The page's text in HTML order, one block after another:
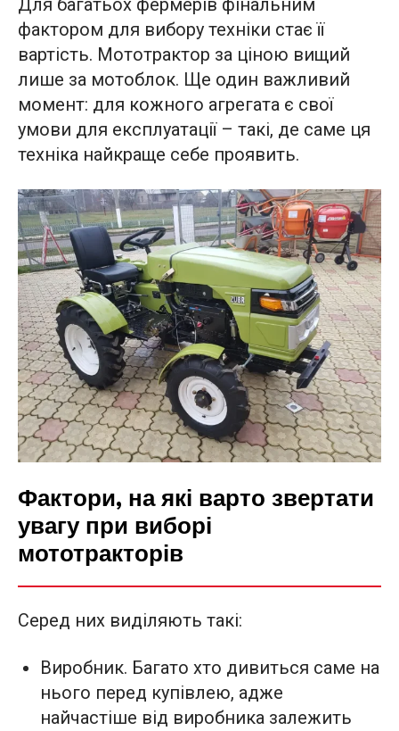
Для багатьох фермерів фінальним
фактором для вибору техніки стає її
вартість. Мототрактор за ціною вищий
лише за мотоблок. Ще один важливий
момент: для кожного агрегата є свої
умови для експлуатації – такі, де саме ця
техніка найкраще себе проявить.
Фактори, на які варто звертати
увагу при виборі
мототракторів
Серед них виділяють такі:
Виробник. Багато хто дивиться саме на
нього перед купівлею, адже
найчастіше від виробника залежить